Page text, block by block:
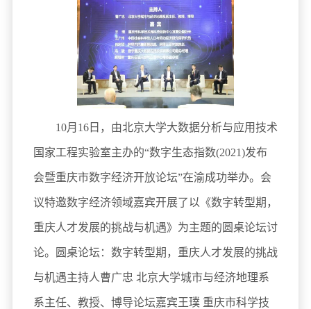
10月16日，由北京大学大数据分析与应用技术
国家工程实验室主办的“数字生态指数(2021)发布
会暨重庆市数字经济开放论坛”在渝成功举办。会
议特邀数字经济领域嘉宾开展了以《数字转型期，
重庆人才发展的挑战与机遇》为主题的圆桌论坛讨
论。圆桌论坛：数字转型期，重庆人才发展的挑战
与机遇主持人曹广忠 北京大学城市与经济地理系
系主任、教授、博导论坛嘉宾王璞 重庆市科学技